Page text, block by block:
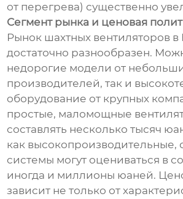
от перегрева) существенно
Сегмент рынка и ценовая
Рынок шахтных вентиляторов в
достаточно разнообразен.
недорогие модели от
производителей, так и
оборудование от крупных
простые, маломощные
составлять несколько тысяч
как высокопроизводительные,
системы могут оцениваться в
иногда и миллионы юаней.
зависит не только от